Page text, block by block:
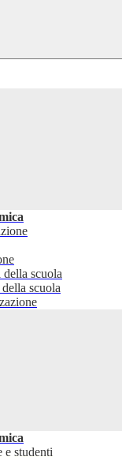
scuola
scuola
e studenti